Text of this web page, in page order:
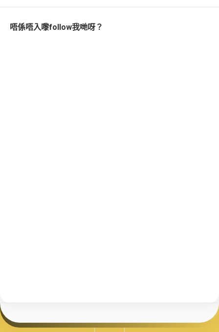
唔係唔入嚟follow我哋呀？